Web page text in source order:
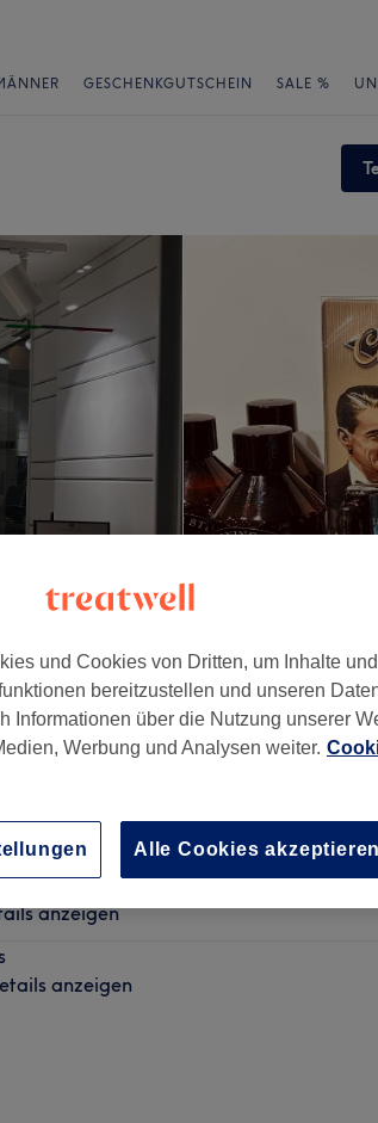
GESCHENKGUTSCHEIN SALE %
anzeigen
Haircut & Full Beard Reshaping
anzeigen
anzeigen
und Cookies von Dritten, um Inhalte
bereitzustellen und unseren
Informationen über die Nutzung unserer
Werbung und Analysen weiter.
Alle Cookies